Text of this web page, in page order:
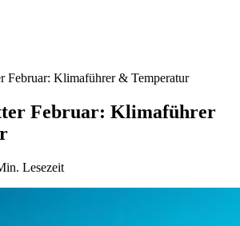
Februar: Klimaführer & Temperatur
Februar: Klimaführer
Lesezeit